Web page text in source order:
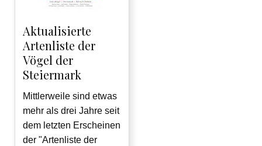
Aktualisierte
Artenliste der
Vögel der
Steiermark
Mittlerweile sind etwas
mehr als drei Jahre seit
dem letzten Erscheinen
der "Artenliste der